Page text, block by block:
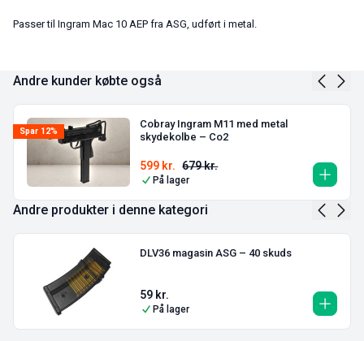
Passer til Ingram Mac 10 AEP fra ASG, udført i metal.
Andre kunder købte også
Spar 12%
Cobray Ingram M11 med metal
skydekolbe – Co2
679kr.
599 kr.
På lager
Andre produkter i denne kategori
DLV36 magasin ASG – 40 skuds
59 kr.
På lager